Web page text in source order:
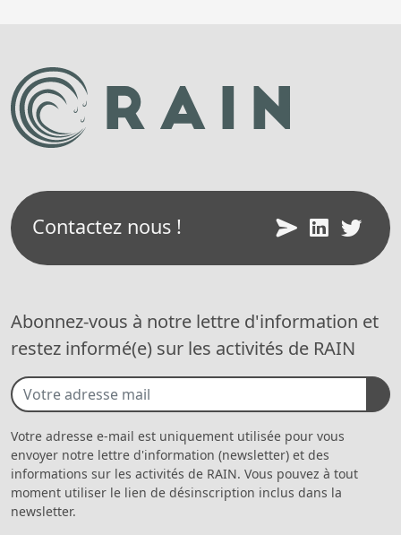
Contactez nous !
Abonnez-vous à notre lettre d'information et
restez informé(e) sur les activités de RAIN
Votre adresse e-mail est uniquement utilisée pour vous
envoyer notre lettre d'information (newsletter) et des
informations sur les activités de RAIN. Vous pouvez à tout
moment utiliser le lien de désinscription inclus dans la
newsletter.